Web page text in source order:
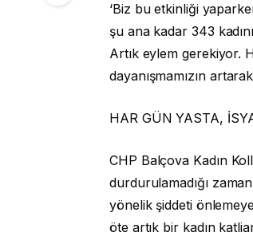
‘Biz bu etkinliği
şu ana kadar 343
Artık eylem gerekiyor.
dayanışmamızın
HAR GÜN YASTA,
CHP Balçova Kadın
durdurulamadığı
yönelik şiddeti
öte artık bir kadın